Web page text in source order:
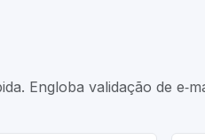
Engloba validação de